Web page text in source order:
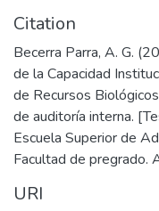
Citation
Becerra Parra, A. G.
de la Capacidad
de Recursos
de auditoría interna.
Escuela Superior de
Facultad de pregrado.
URI